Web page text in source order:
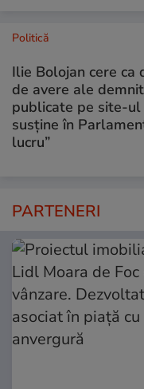
Politică
Ilie Bolojan cere ca
de avere ale
publicate pe site-ul
susține în
lucru”
PARTENERI